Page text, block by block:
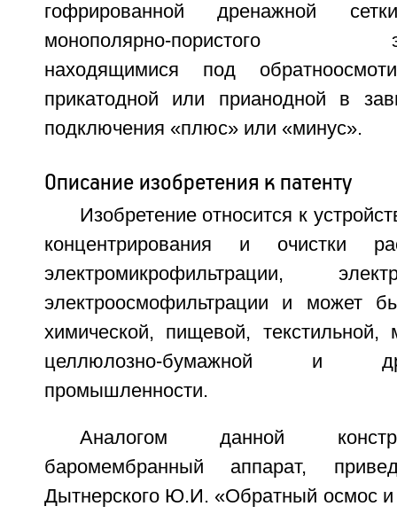
гофрированной дренажной
монополярно-пористого
находящимися под
прикатодной или прианодной в
подключения «плюс» или «минус».
Описание изобретения к патенту
Изобретение относится к
концентрирования и очистки
электромикрофильтрации,
электроосмофильтрации и может
химической, пищевой, текстильной,
целлюлозно-бумажной и
промышленности.
Аналогом данной
баромембранный аппарат,
Дытнерского Ю.И. «Обратный осмос и